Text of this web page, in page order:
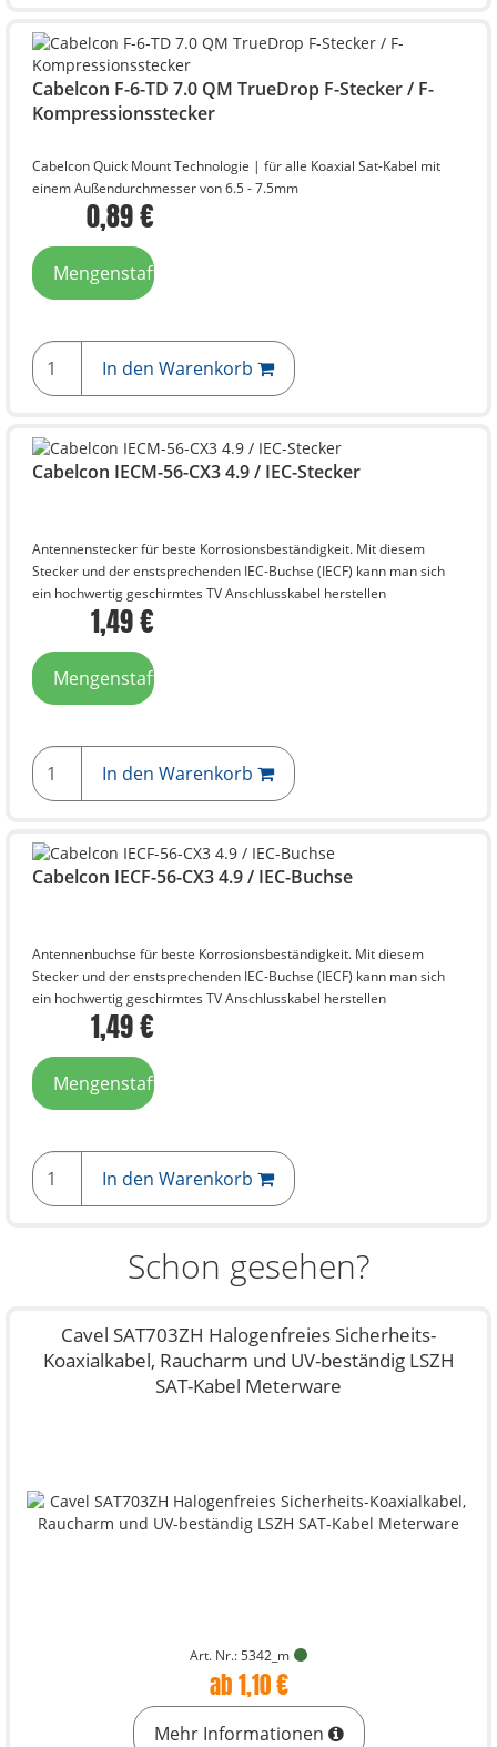
Cabelcon F-6-TD 7.0 QM TrueDrop F-Stecker / F-
Kompressionsstecker
Cabelcon Quick Mount Technologie | für alle Koaxial Sat-Kabel mit
einem Außendurchmesser von 6.5 - 7.5mm
0,89 €
Mengenstaffelpreise
In den Warenkorb
Cabelcon IECM-56-CX3 4.9 / IEC-Stecker
Antennenstecker für beste Korrosionsbeständigkeit. Mit diesem
Stecker und der enstsprechenden IEC-Buchse (IECF) kann man sich
ein hochwertig geschirmtes TV Anschlusskabel herstellen
1,49 €
Mengenstaffelpreise
In den Warenkorb
Cabelcon IECF-56-CX3 4.9 / IEC-Buchse
Antennenbuchse für beste Korrosionsbeständigkeit. Mit diesem
Stecker und der enstsprechenden IEC-Buchse (IECF) kann man sich
ein hochwertig geschirmtes TV Anschlusskabel herstellen
1,49 €
Mengenstaffelpreise
In den Warenkorb
Schon gesehen?
Cavel SAT703ZH Halogenfreies Sicherheits-
Koaxialkabel, Raucharm und UV-beständig LSZH
SAT-Kabel Meterware
Art. Nr.: 5342_m
ab 1,10 €
Mehr Informationen